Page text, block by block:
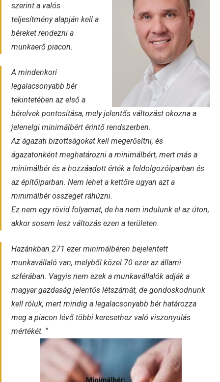
szerint a valós
teljesítmény alapján kell a
béreket rendezni a
munkaerő piacon.
A mindenkori
legalacsonyabb bér
tekintetében az első a
bérelvek pontosítása, mely jelentős változást okozna a
jelenelgi minimálbért érintő rendszerben.
Az ágazati bizottságokat kell megerősítni, és
ágazatonként meghatározni a minimálbért, mert más a
minimálbér és a hozzáadott érték a feldolgozóiparban és
az építőiparban. Nem lehet a kettőre ugyan azt a
minimálbér összeget ráhúzni.
Ez nem egy rövid folyamat, de ha nem indulunk el az úton,
akkor sosem lesz változás ezen a területen.
Hazánkban 271 ezer minimálbéren bejelentett
munkavállaló van, melyből közel 70 ezer az állami
szférában. Vagyis nem ezek a munkavállalók adják a
magyar gazdaság jelentős létszámát, de gondoskodnunk
kell róluk, mert mindig a legalacsonyabb bér határozza
meg a piacon lévő többi keresethez való viszonyulás
mértékét. “